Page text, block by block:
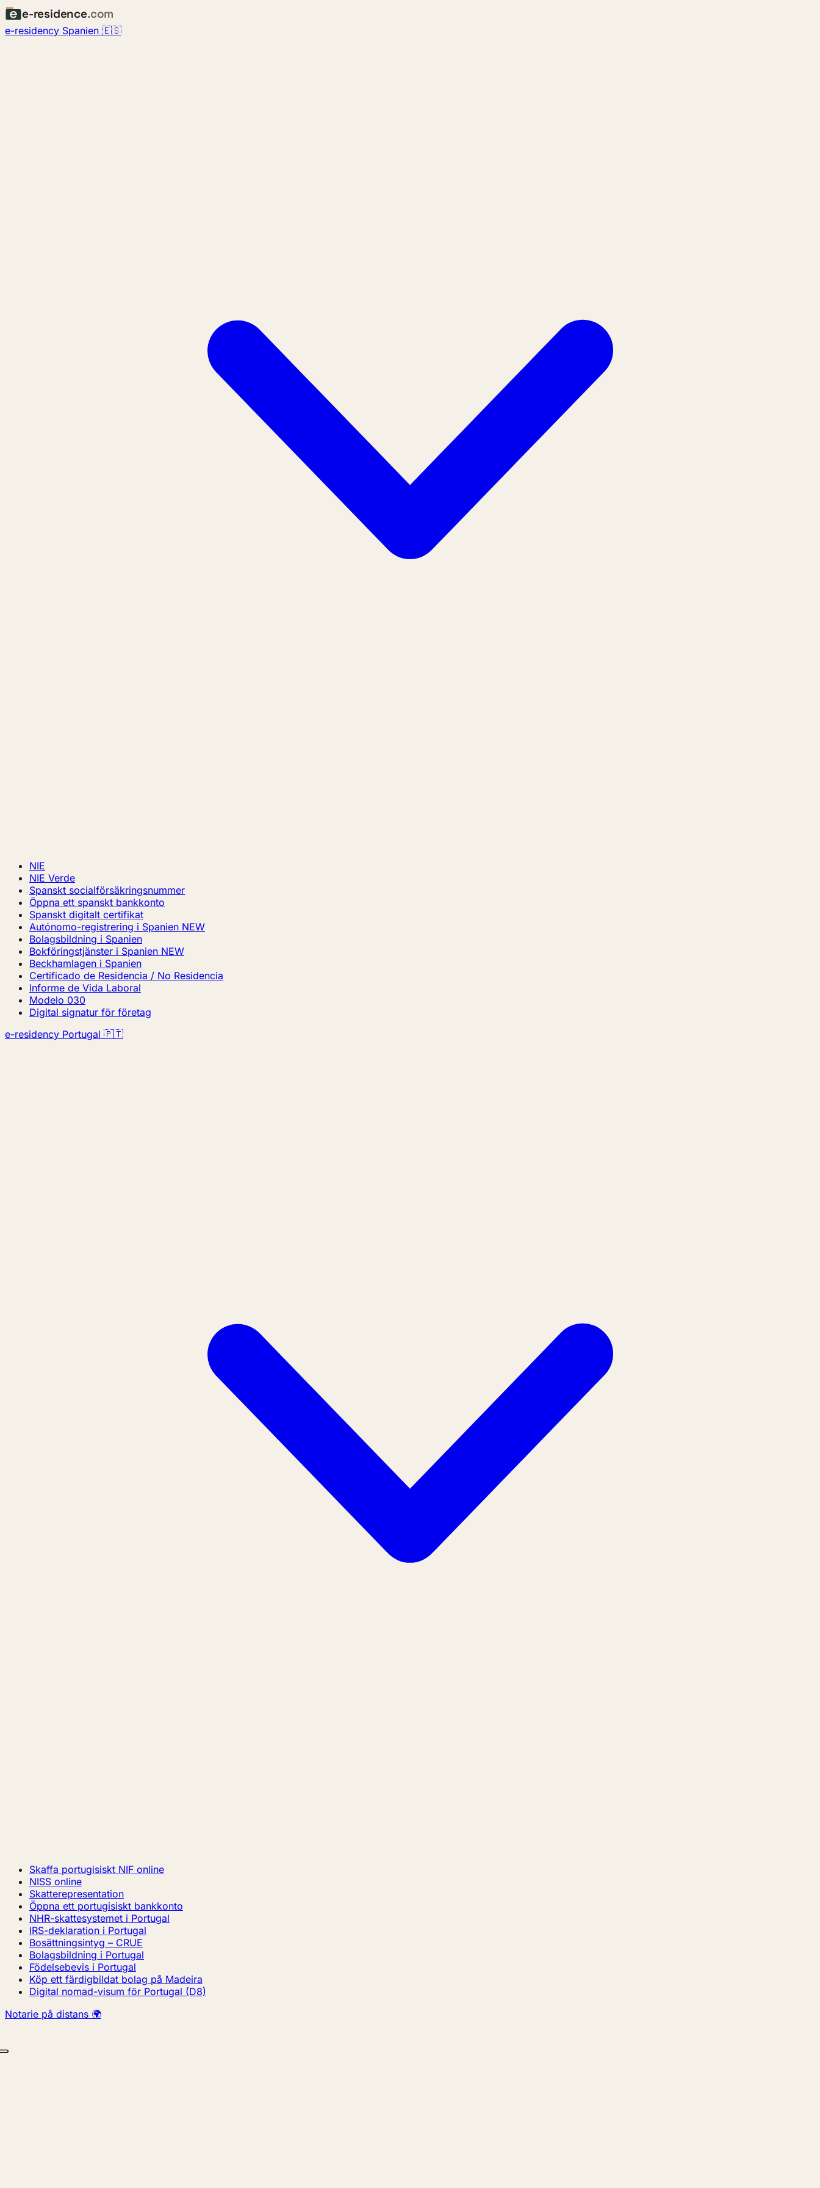
e-residence.com
e-residency Spanien 🇪🇸
NIE
NIE Verde
Spanskt socialförsäkringsnummer
Öppna ett spanskt bankkonto
Spanskt digitalt certifikat
Autónomo-registrering i Spanien NEW
Bolagsbildning i Spanien
Bokföringstjänster i Spanien NEW
Beckhamlagen i Spanien
Certificado de Residencia / No Residencia
Informe de Vida Laboral
Modelo 030
Digital signatur för företag
e-residency Portugal 🇵🇹
Skaffa portugisiskt NIF online
NISS online
Skatterepresentation
Öppna ett portugisiskt bankkonto
NHR-skattesystemet i Portugal
IRS-deklaration i Portugal
Bosättningsintyg – CRUE
Bolagsbildning i Portugal
Födelsebevis i Portugal
Köp ett färdigbildat bolag på Madeira
Digital nomad-visum för Portugal (D8)
Notarie på distans 🌍